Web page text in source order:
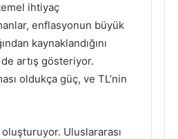
ihtiyaç
enflasyonun büyük
kaynaklandığını
artış gösteriyor.
oldukça güç, ve TL’nin
Uluslararası